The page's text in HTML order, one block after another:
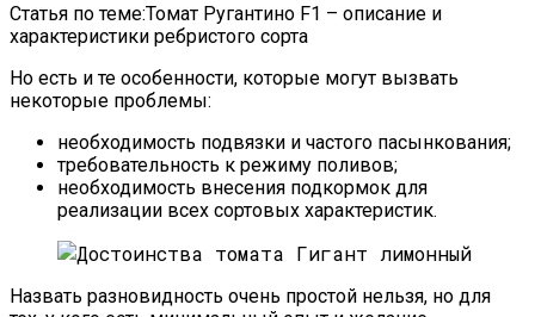
Статья по теме:Томат Ругантино F1 – описание и
характеристики ребристого сорта
Но есть и те особенности, которые могут вызвать
некоторые проблемы:
необходимость подвязки и частого пасынкования;
требовательность к режиму поливов;
необходимость внесения подкормок для
реализации всех сортовых характеристик.
Назвать разновидность очень простой нельзя, но для